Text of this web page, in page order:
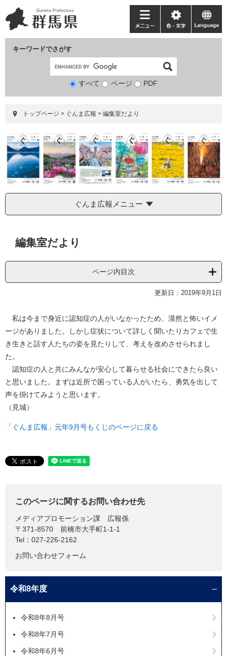
ー
ジ
ニ
ュ
て
キーワードでさがす
検
象
すべて ページ PDF
メ
ニ
ー
色・
文
language
トップページ > ぐんま広報 > 編集室だより
ぐんま広報メニュー
編集室だより
ページ内目次
更新日：2019年9月1日
私は今まで身近に認知症の人がいなかったため、漠然と怖いイメ
ージがありました。しかし症状について詳しく聞いたりカフェで生
き生きと話す人たちの姿を見たりして、考えを改めさせられまし
た。
認知症の人と共にみんなが安心して暮らせる社会にできたら良い
と思いました。まずは近所で困っている人がいたら、勇気を出して
声を掛けてみようと思います。
（見城）
「ぐんま広報」元年9月号もくじのページに戻る
このページに関するお問い合わせ先
メディアプロモーション課
広報係
〒371-8570
前橋市大手町1-1-1
Tel：027-226-2162
お問い合わせフォーム
令和8年度
令和8年8月号
令和8年7月号
令和8年6月号